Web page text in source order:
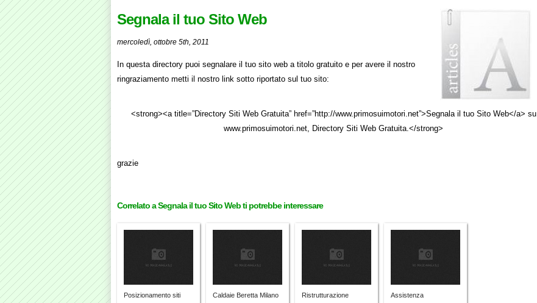
Segnala il tuo Sito Web
mercoledì, ottobre 5th, 2011
In questa directory puoi segnalare il tuo sito web a titolo gratuito e per avere il nostro
ringraziamento metti il nostro link sotto riportato sul tuo sito:
<strong><a title=”Directory Siti Web Gratuita” href=”http://www.primosuimotori.net”>Segnala il tuo Sito Web</a> su
www.primosuimotori.net, Directory Siti Web Gratuita.</strong>
grazie
Correlato a Segnala il tuo Sito Web ti potrebbe interessare
Posizionamento siti
Caldaie Beretta Milano
Ristrutturazione
Assistenza